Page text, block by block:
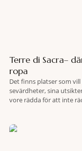
Terre di Sacra–
ropa
Det finns platser som
sevärdheter, sina
vore rädda för att inte